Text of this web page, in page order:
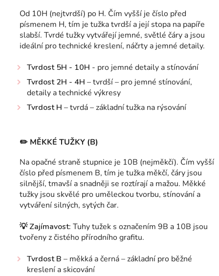
Od 10H (nejtvrdší) po H. Čím vyšší je číslo před
písmenem H, tím je tužka tvrdší a její stopa na papíře
slabší. Tvrdé tužky vytvářejí jemné, světlé čáry a jsou
ideální pro technické kreslení, náčrty a jemné detaily.
Tvrdost 5H - 10H - pro jemné detaily a stínování
Tvrdost 2H - 4H – tvrdší – pro jemné stínování,
detaily a technické výkresy
Tvrdost H – tvrdá – základní tužka na rýsování
✏️ MĚKKÉ TUŽKY (B)
Na opačné straně stupnice je 10B (nejměkčí). Čím vyšší
číslo před písmenem B, tím je tužka měkčí, čáry jsou
silnější, tmavší a snadněji se roztírají a mažou. Měkké
tužky jsou skvělé pro uměleckou tvorbu, stínování a
vytváření silných, sytých čar.
💡 Zajímavost: Tuhy tužek s označením 9B a 10B jsou
tvořeny z čistého přírodního grafitu.
Tvrdost B – měkká a černá – základní pro běžné
kreslení a skicování